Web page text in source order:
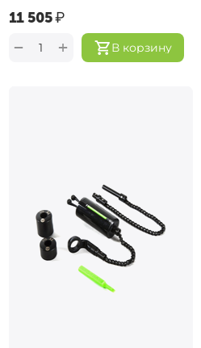
‍11 505‍₽
В корзину
+
−